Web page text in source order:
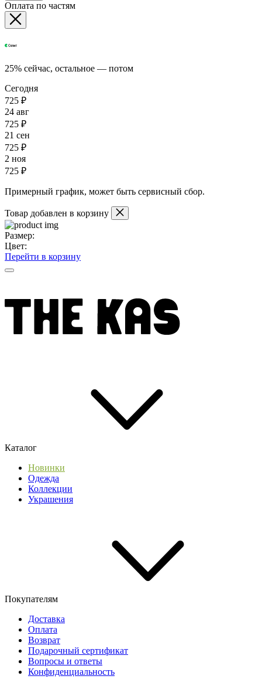
Оплата по частям
25% сейчас, остальное — потом
Сегодня
725 ₽
24 авг
725 ₽
21 сен
725 ₽
2 ноя
725 ₽
Примерный график, может быть сервисный сбор.
Товар добавлен в корзину
Размер:
Цвет:
Перейти в корзину
Каталог
Новинки
Одежда
Коллекции
Украшения
Покупателям
Доставка
Оплата
Возврат
Подарочный сертификат
Вопросы и ответы
Конфиденциальность